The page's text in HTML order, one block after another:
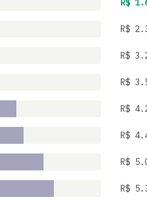
R$
R$
R$
R$
R$
R$
R$
R$